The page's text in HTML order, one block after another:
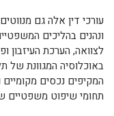
עורכי דין אלה גם
ונהנים בהליכים
לצוואה, הערכת העיזבון
באוכלוסיה המגוונת של
המקיפים נכסים
תחומי שיפוט משפטיים